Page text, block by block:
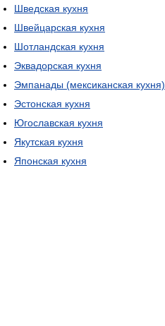
Шведская кухня
Швейцарская кухня
Шотландская кухня
Эквадорская кухня
Эмпанады (мексиканская кухня)
Эстонская кухня
Югославская кухня
Якутская кухня
Японская кухня